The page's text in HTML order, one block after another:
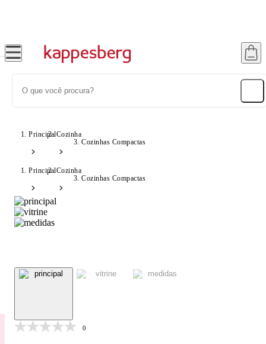
PrincipalCozinha
Cozinhas Compactas
PrincipalCozinha
Cozinhas Compactas
0